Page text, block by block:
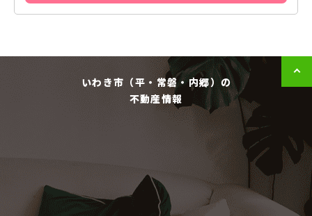
いわき市（平・常磐・内郷）の
不動産情報